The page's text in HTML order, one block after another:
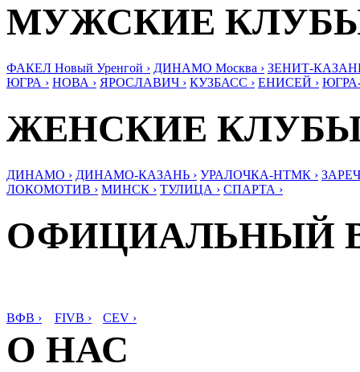
МУЖСКИЕ
ФАКЕЛ Новый Уренгой › ДИНАМО Москва › ЗЕНИТ-
ЮГРА › НОВА › ЯРОСЛАВИЧ › КУЗБАСС › ЕНИСЕЙ ›
ЖЕНСКИЕ
ДИНАМО › ДИНАМО-КАЗАНЬ › УРАЛОЧКА-НТМК ›
ЛОКОМОТИВ › МИНСК › ТУЛИЦА › СПАРТА ›
ОФИЦИАЛЬНЫЙ
ВФВ › FIVB › CEV ›
О НАС